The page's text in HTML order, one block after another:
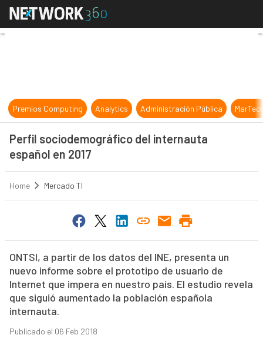
Perfil sociodemográfico del
Premios Computing Analytics Administración Pública
Perfil sociodemográfico del internauta
español en 2017
Home Mercado TI
ONTSI, a partir de los datos del INE, presenta un
nuevo informe sobre el prototipo de usuario de
Internet que impera en nuestro país. El estudio revela
que siguió aumentado la población española
internauta.
Publicado el 06 Feb 2018